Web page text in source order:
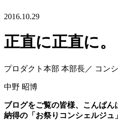
2016.10.29
正直に正直に。
プロダクト本部 本部長／ コン
中野 昭博
ブログをご覧の皆様、こんばん
納得の「お祭りコンシェルジュ